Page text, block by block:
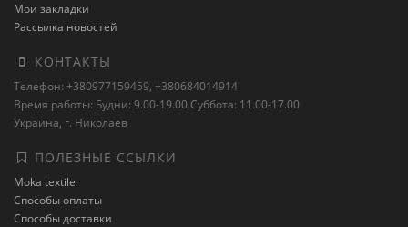
Мои закладки
Рассылка новостей
КОНТАКТЫ
Телефон: +380977159459, +380684014914
Время работы: Будни: 9.00-19.00 Суббота: 11.00-17.00
Украина, г. Николаев
ПОЛЕЗНЫЕ ССЫЛКИ
Moka textile
Способы оплаты
Способы доставки